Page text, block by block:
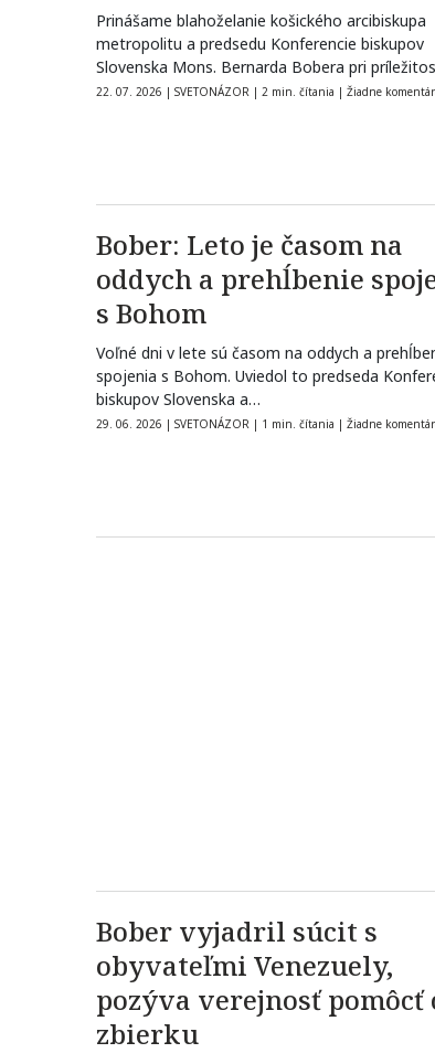
Prinášame blahoželanie košického arcibiskupa
metropolitu a predsedu Konferencie biskupov
Slovenska Mons. Bernarda Bobera pri
narodenín apoštolského nuncia na…
22. 07. 2026 | SVETONÁZOR | 2 min. čítania | Žiadne
Bober: Leto je časom na
oddych a prehĺbenie
s Bohom
Voľné dni v lete sú časom na oddych a
spojenia s Bohom. Uviedol to predseda
biskupov Slovenska a…
29. 06. 2026 | SVETONÁZOR | 1 min. čítania | Žiadne
Bober vyjadril súcit s
obyvateľmi Venezuely,
pozýva verejnosť pomôcť
zbierku